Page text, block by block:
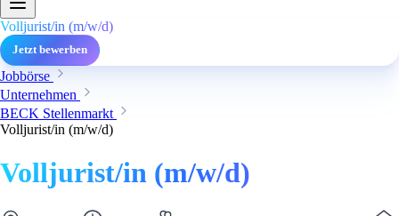
Volljurist/in (m/w/d)
Jetzt bewerben
Jobbörse
Unternehmen
BECK Stellenmarkt
Volljurist/in (m/w/d)
Volljurist/in (m/w/d)